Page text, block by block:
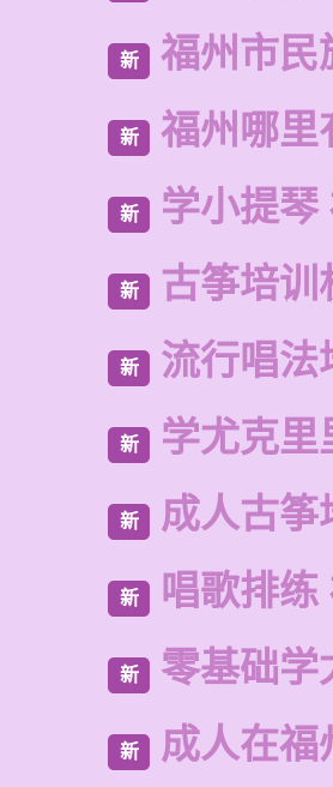
新 福州市民
新 福州哪里
新 学小提琴
新 古筝培训
新 流行唱法
新 学尤克里
新 成人古筝
新 唱歌排练
新 零基础学
新 成人在福